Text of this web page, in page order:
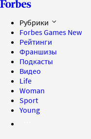
Рубрики
Forbes Games New
Рейтинги
Франшизы
Подкасты
Видео
Life
Woman
Sport
Young